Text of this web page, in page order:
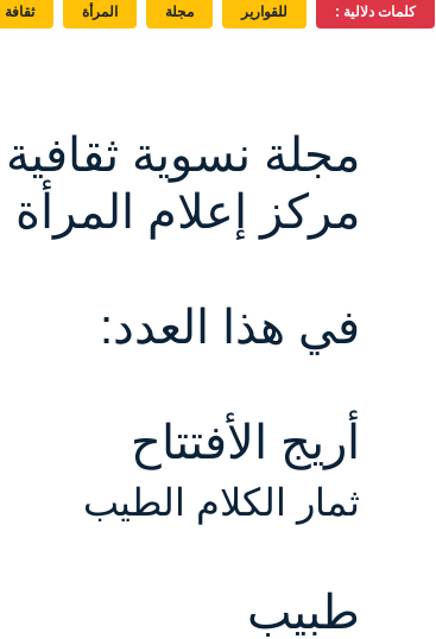
كلمات دلالية : للقوارير مجلة المرأة ثقافة
مجلة نسوية
مركز إعلام
في هذا العدد:
أريج الأفتتاح
ثمار الكلام الطيب
طبيب